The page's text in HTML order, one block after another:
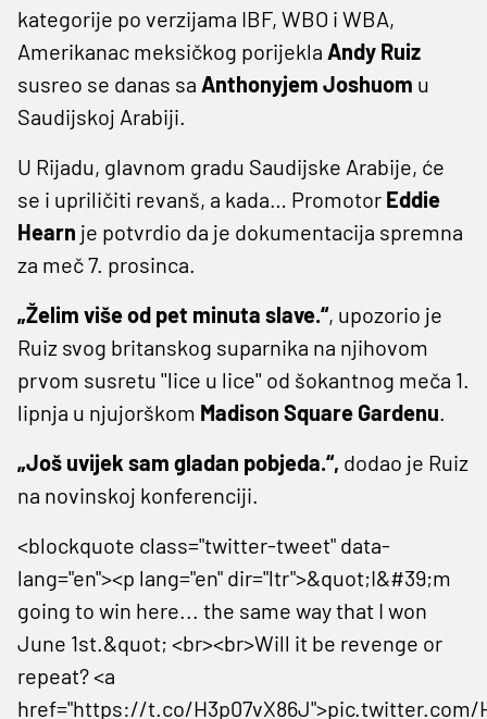
kategorije po verzijama IBF, WBO i WBA,
Amerikanac meksičkog porijekla Andy Ruiz
susreo se danas sa Anthonyjem Joshuom u
Saudijskoj Arabiji.
U Rijadu, glavnom gradu Saudijske Arabije, će
se i upriličiti revanš, a kada… Promotor Eddie
Hearn je potvrdio da je dokumentacija spremna
za meč 7. prosinca.
„Želim više od pet minuta slave.“, upozorio je
Ruiz svog britanskog suparnika na njihovom
prvom susretu ''lice u lice'' od šokantnog meča 1.
lipnja u njujorškom Madison Square Gardenu.
„Još uvijek sam gladan pobjeda.“, dodao je Ruiz
na novinskoj konferenciji.
<blockquote class="twitter-tweet" data-
lang="en"><p lang="en" dir="ltr">&quot;I&#39;m
going to win here... the same way that I won
June 1st.&quot; <br><br>Will it be revenge or
repeat? <a
href="https://t.co/H3p07vX86J">pic.twitter.com/